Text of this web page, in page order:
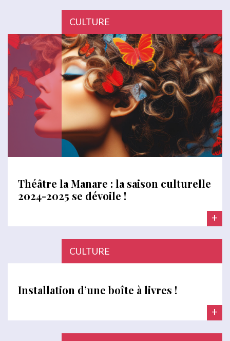
CULTURE
Théâtre la Manare : la saison culturelle
2024-2025 se dévoile !
+
CULTURE
Installation d’une boîte à livres !
+